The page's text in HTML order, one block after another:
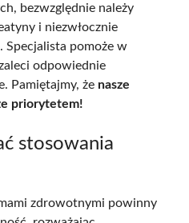
bezwzględnie należy
i niezwłocznie
Specjalista pomoże w
odpowiednie
Pamiętajmy, że nasze
priorytetem!
stosowania
zdrowotnymi powinny